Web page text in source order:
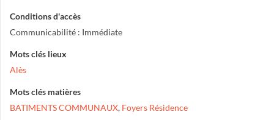
Conditions d'accès
Communicabilité : Immédiate
Mots clés lieux
Alès
Mots clés matières
BATIMENTS COMMUNAUX, Foyers Résidence